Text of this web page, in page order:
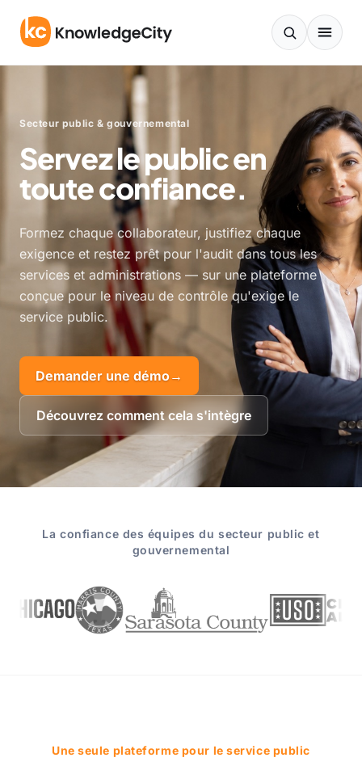
Secteur public & gouvernemental
Servez le public en
toute confiance.
Formez chaque collaborateur, justifiez chaque
exigence et restez prêt pour l'audit dans tous les
services et administrations — sur une plateforme
conçue pour le niveau de contrôle qu'exige le
service public.
Demander une démo→
Découvrez comment cela s'intègre
La confiance des équipes du secteur public et
gouvernemental
Une seule plateforme pour le service public